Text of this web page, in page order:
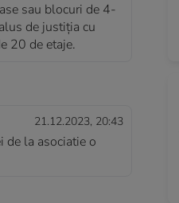
sau blocuri de 4-
de justiția cu
20 de etaje.
21.12.2023, 20:43
de la asociatie o